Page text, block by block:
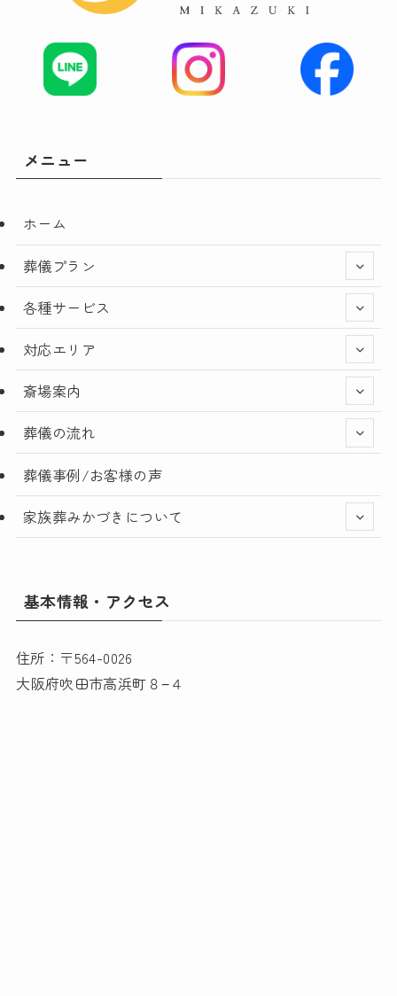
メニュー
ホーム
葬儀プラン
各種サービス
対応エリア
斎場案内
葬儀の流れ
葬儀事例/お客様の声
家族葬みかづきについて
基本情報・アクセス
住所：〒564-0026
大阪府吹田市高浜町８−４